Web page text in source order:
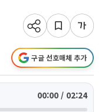
구글 선호매체 추가
00:00 / 02:24